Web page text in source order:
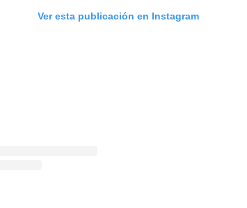
Ver esta publicación en Instagram